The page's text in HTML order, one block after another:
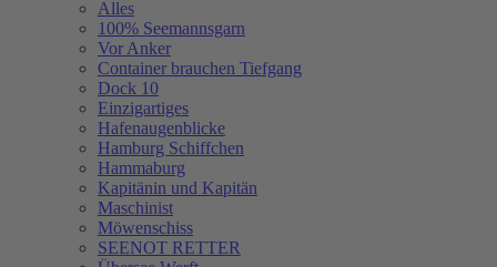
Alles
100% Seemannsgarn
Vor Anker
Container brauchen Tiefgang
Dock 10
Einzigartiges
Hafenaugen­blicke
Hamburg Schiffchen
Hammaburg
Kapitänin und Kapitän
Maschinist
Möwenschiss
SEENOT RETTER